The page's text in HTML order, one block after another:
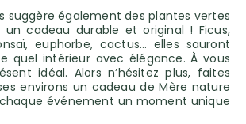
suggère également des plantes vertes
un cadeau durable et original ! Ficus,
euphorbe, cactus… elles sauront
quel intérieur avec élégance. À vous
idéal. Alors n’hésitez plus, faites
environs un cadeau de Mère nature
événement un moment unique